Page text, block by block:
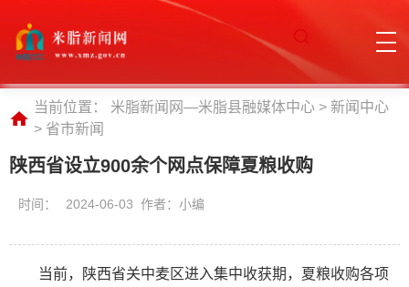
当前位置： 米脂新闻网—米脂县融媒体中心 > 新闻中心
> 省市新闻
陕西省设立900余个网点保障夏粮收购
时间： 2024-06-03 作者：小编
当前，陕西省关中麦区进入集中收获期，夏粮收购各项